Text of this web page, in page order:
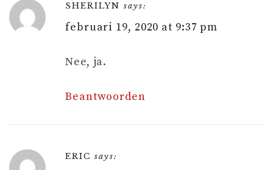
SHERILYN says:
februari 19, 2020 at 9:37 pm
Nee, ja.
Beantwoorden
ERIC says: